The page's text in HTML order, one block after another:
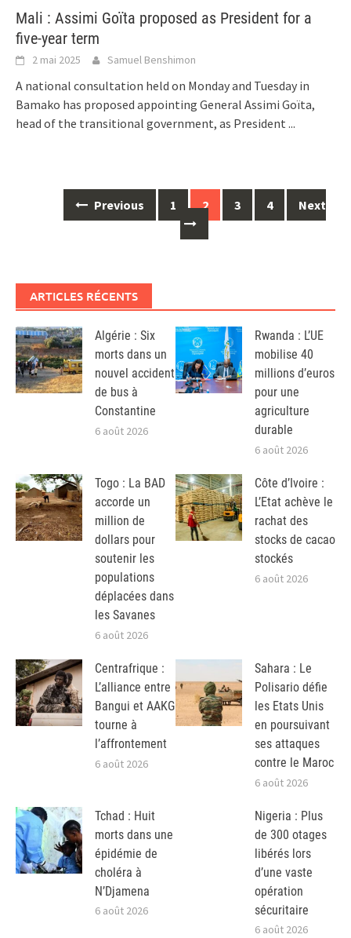
Mali : Assimi Goïta proposed as President for a
five-year term
2 mai 2025 Samuel Benshimon
A national consultation held on Monday and Tuesday in
Bamako has proposed appointing General Assimi Goïta,
head of the transitional government, as President ...
navigation
Previous 1 2 3 4 Next
ARTICLES RÉCENTS
Algérie : Six
morts dans un
nouvel accident
de bus à
Constantine
6 août 2026
Rwanda : L’UE
mobilise 40
millions d’euros
pour une
agriculture
durable
6 août 2026
Togo : La BAD
accorde un
million de
dollars pour
soutenir les
populations
déplacées dans
les Savanes
6 août 2026
Côte d’Ivoire :
L’Etat achève le
rachat des
stocks de cacao
stockés
6 août 2026
Centrafrique :
L’alliance entre
Bangui et AAKG
tourne à
l’affrontement
6 août 2026
Sahara : Le
Polisario défie
les Etats Unis
en poursuivant
ses attaques
contre le Maroc
6 août 2026
Tchad : Huit
morts dans une
épidémie de
choléra à
N’Djamena
6 août 2026
Nigeria : Plus
de 300 otages
libérés lors
d’une vaste
opération
sécuritaire
6 août 2026